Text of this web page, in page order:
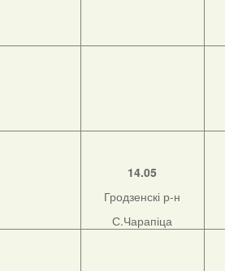
14.05
Гродзенскі р-н
С.Чарапіца